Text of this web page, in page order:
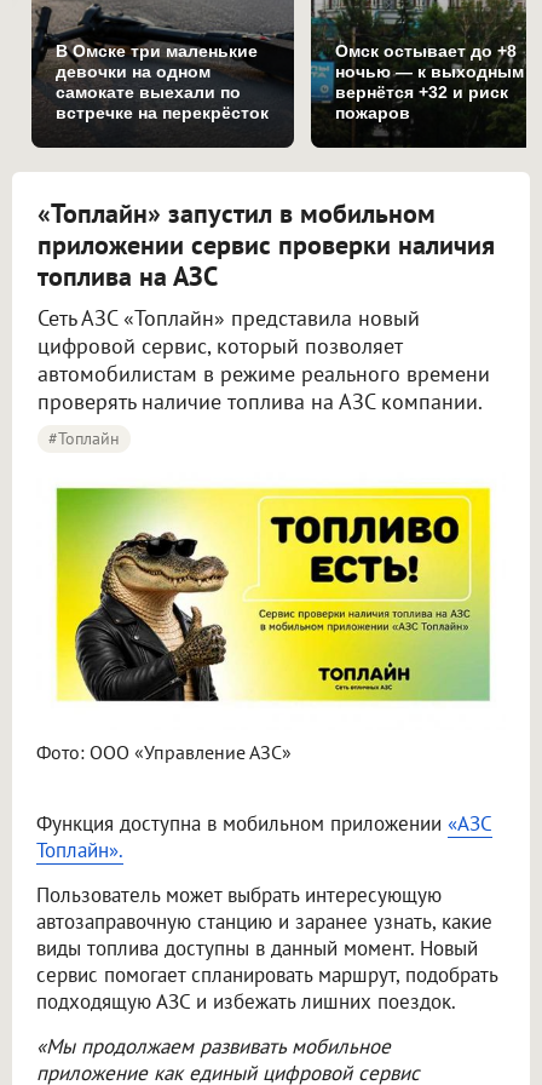
В Омске три маленькие
девочки на одном
самокате выехали по
встречке на перекрёсток
Омск остывает до +8
ночью — к выходным
вернётся +32 и риск
пожаров
«Топлайн» запустил в мобильном
приложении сервис проверки наличия
топлива на АЗС
Сеть АЗС «Топлайн» представила новый
цифровой сервис, который позволяет
автомобилистам в режиме реального времени
проверять наличие топлива на АЗС компании.
#Топлайн
Фото: ООО «Управление АЗС»
Функция доступна в мобильном приложении «АЗС
Топлайн».
Пользователь может выбрать интересующую
автозаправочную станцию и заранее узнать, какие
виды топлива доступны в данный момент. Новый
сервис помогает спланировать маршрут, подобрать
подходящую АЗС и избежать лишних поездок.
«Мы продолжаем развивать мобильное
приложение как единый цифровой сервис